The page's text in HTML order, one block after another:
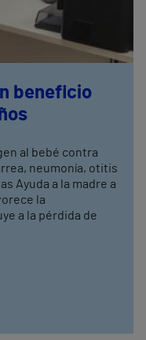
beneficio
al bebé contra
neumonía, otitis
Ayuda a la madre a
la
a la pérdida de